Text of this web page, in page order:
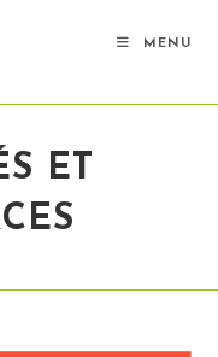
MENU
ET